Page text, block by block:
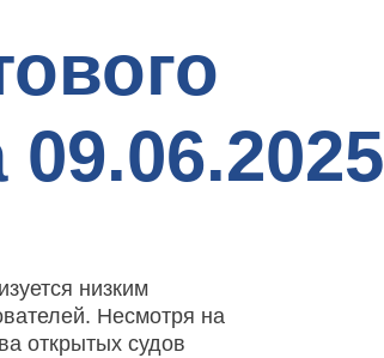
низким
Несмотря на
открытых судов